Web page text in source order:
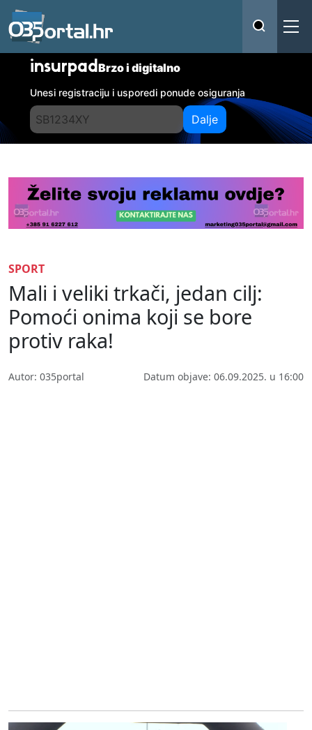
insurpadBrzo i digitalno
Unesi registraciju i usporedi ponude osiguranja
Dalje
SPORT
Mali i veliki trkači, jedan cilj:
Pomoći onima koji se bore
protiv raka!
Autor: 035portal Datum objave: 06.09.2025. u 16:00